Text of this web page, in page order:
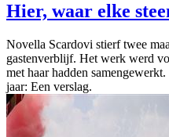
Hier, waar elke
Novella Scardovi stierf twee
gastenverblijf. Het werk werd
met haar hadden
jaar: Een verslag.